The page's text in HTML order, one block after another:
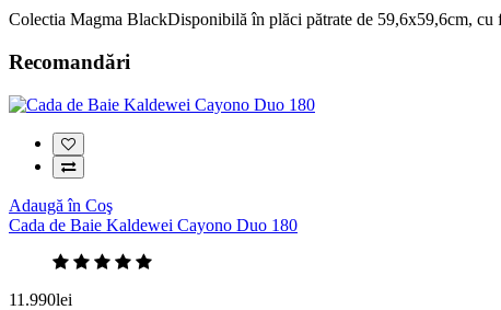
Colectia Magma BlackDisponibilă în plăci pătrate de 59,6x59,6cm, cu
Recomandări
Adaugă în Coş
Cada de Baie Kaldewei Cayono Duo 180
11.990lei